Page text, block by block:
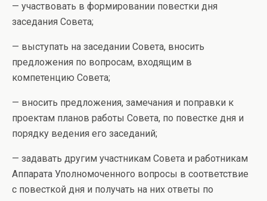
— участвовать в формировании повестки дня
заседания Совета;
— выступать на заседании Совета, вносить
предложения по вопросам, входящим в
компетенцию Совета;
— вносить предложения, замечания и поправки к
проектам планов работы Совета, по повестке дня и
порядку ведения его заседаний;
— задавать другим участникам Совета и работникам
Аппарата Уполномоченного вопросы в соответствие
с повесткой дня и получать на них ответы по